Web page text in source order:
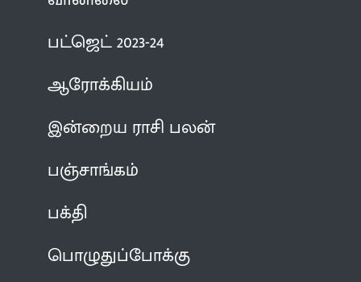
பட்ஜெட் 2023-24
ஆரோக்கியம்
இன்றைய ராசி பலன்
பஞ்சாங்கம்
பக்தி
பொழுதுப்போக்கு